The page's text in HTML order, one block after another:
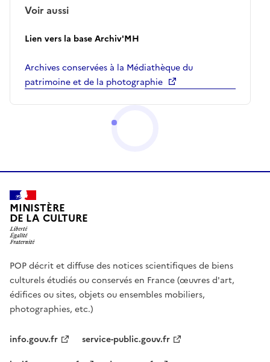
Voir aussi
Lien vers la base Archiv'MH
Archives conservées à la Médiathèque du
patrimoine et de la photographie
MINISTÈRE
DE LA CULTURE
POP décrit et diffuse des notices scientifiques de biens
culturels étudiés ou conservés en France (œuvres d'art,
édifices ou sites, objets ou ensembles mobiliers,
photographies, etc.)
info.gouv.fr
service-public.gouv.fr